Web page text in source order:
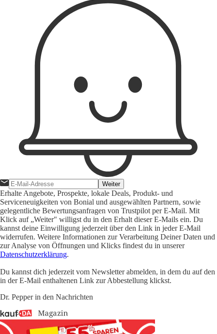
Weiter
Erhalte Angebote, Prospekte, lokale Deals, Produkt- und
Serviceneuigkeiten von Bonial und ausgewählten Partnern, sowie
gelegentliche Bewertungsanfragen von Trustpilot per E-Mail. Mit
Klick auf „Weiter" willigst du in den Erhalt dieser E-Mails ein. Du
kannst deine Einwilligung jederzeit über den Link in jeder E-Mail
widerrufen. Weitere Informationen zur Verarbeitung Deiner Daten und
zur Analyse von Öffnungen und Klicks findest du in unserer
Datenschutzerklärung.
Du kannst dich jederzeit vom Newsletter abmelden, in dem du auf den
in der E-Mail enthaltenen Link zur Abbestellung klickst.
Dr. Pepper in den Nachrichten